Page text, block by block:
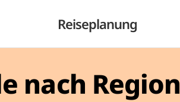
Reiseplanung
nach Region